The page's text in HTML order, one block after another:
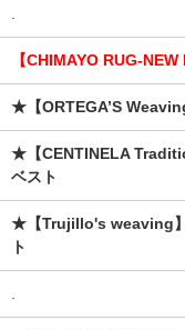
.
【CHIMAYO RUG-
★【ORTEGA’S
★【CENTINELA
ベスト
★【Trujillo's weaving】
ト
.